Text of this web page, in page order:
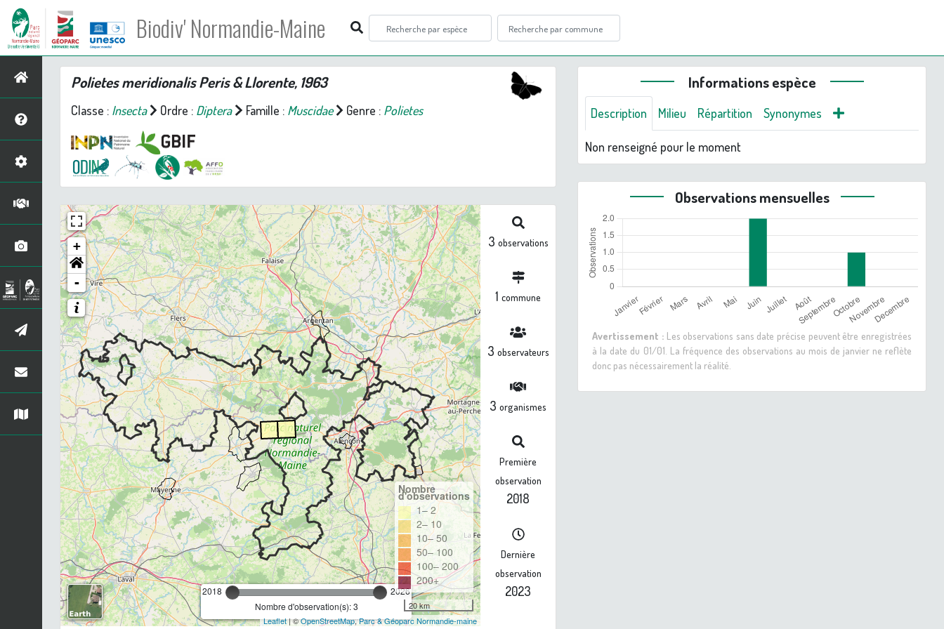
Biodiv' Normandie-Maine
Polietes meridionalisPeris & Llorente, 1963
Classe : Insecta Ordre : Diptera Famille : Muscidae Genre : Polietes
+
-
2018
2026
Nombre d'observation(s): 3
Nombre
d'observations
1– 2
2– 10
10– 50
50– 100
100– 200
200+
20 km
Leaflet| ©OpenStreetMap,Parc & Géoparc Normandie-maine
3 observations
1 commune
3 observateurs
3organismes
Première
observation
2018
Dernière
observation
2023
Informations espèce
Description Milieu Répartition Synonymes
Non renseigné pour le moment
Observations mensuelles
Avertissement :Les observations sans date précise peuvent être enregistrées
à la date du 01/01. La fréquence des observations au mois de janvier ne reflète
donc pas nécessairement la réalité.